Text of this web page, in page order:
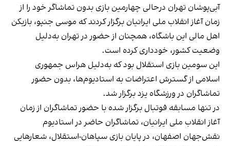
آبی‌پوشان تهران درحالی چهارمین بازی بدون تماشاگر خود را از
زمان آغاز انقلاب ملی ایرانیان برگزار کردند که موسی جنپو، بازیکن
اهل مالی این باشگاه، همچنان از حضور در تهران به‌دلیل
وضعیت کشور، خودداری کرده است.
این سومین بازی استقلال بود که به‌دلیل هراس جمهوری
اسلامی از گسترش اعتراضات به استادیوم‌ها، بدون حضور
تماشاگران در ورزشگاه یزد برگزار شد.
در تنها مسابقه فوتبال برگزار شده با حضور تماشاگران از زمان
آغاز انقلاب ملی ایرانیان، تماشاگران حاضر در استادیوم
نقش‌جهان اصفهان، در پایان بازی سپاهان-استقلال، شعارهایی